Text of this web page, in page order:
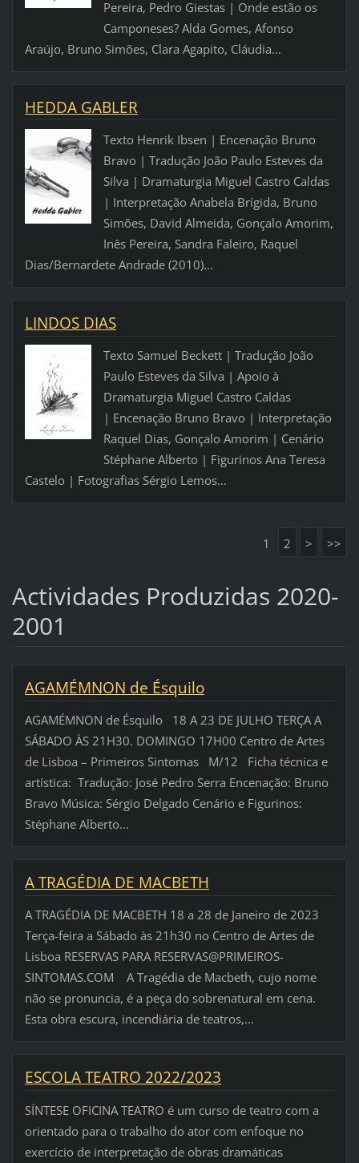
Pereira, Pedro Giestas | Onde estão os
Camponeses? Alda Gomes, Afonso
Araújo, Bruno Simões, Clara Agapito, Cláudia...
HEDDA GABLER
Texto Henrik Ibsen | Encenação Bruno
Bravo | Tradução João Paulo Esteves da
Silva | Dramaturgia Miguel Castro Caldas
| Interpretação Anabela Brígida, Bruno
Simões, David Almeida, Gonçalo Amorim,
Inês Pereira, Sandra Faleiro, Raquel
Dias/Bernardete Andrade (2010)...
LINDOS DIAS
Texto Samuel Beckett | Tradução João
Paulo Esteves da Silva | Apoio à
Dramaturgia Miguel Castro Caldas
| Encenação Bruno Bravo | Interpretação
Raquel Dias, Gonçalo Amorim | Cenário
Stéphane Alberto | Figurinos Ana Teresa
Castelo | Fotografias Sérgio Lemos...
1 2 > >>
Actividades Produzidas 2020-
2001
AGAMÉMNON de Ésquilo
AGAMÉMNON de Ésquilo 18 A 23 DE JULHO TERÇA A
SÁBADO ÀS 21H30. DOMINGO 17H00 Centro de Artes
de Lisboa – Primeiros Sintomas M/12 Ficha técnica e
artística: Tradução: José Pedro Serra Encenação: Bruno
Bravo Música: Sérgio Delgado Cenário e Figurinos:
Stéphane Alberto...
A TRAGÉDIA DE MACBETH
A TRAGÉDIA DE MACBETH 18 a 28 de Janeiro de 2023
Terça-feira a Sábado às 21h30 no Centro de Artes de
Lisboa RESERVAS PARA RESERVAS@PRIMEIROS-
SINTOMAS.COM A Tragédia de Macbeth, cujo nome
não se pronuncia, é a peça do sobrenatural em cena.
Esta obra escura, incendiária de teatros,...
ESCOLA TEATRO 2022/2023
SÍNTESE OFICINA TEATRO é um curso de teatro com a
orientado para o trabalho do ator com enfoque no
exercício de interpretação de obras dramáticas